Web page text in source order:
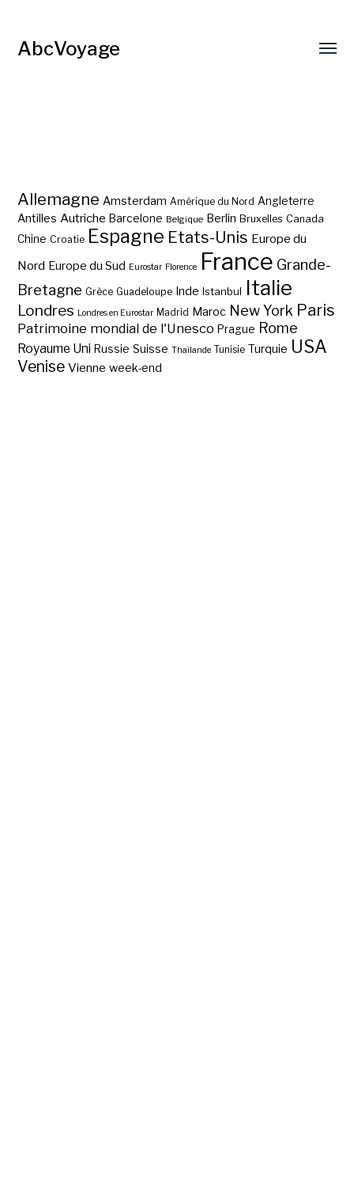
AbcVoyage
Allemagne Amsterdam Amérique du Nord Angleterre
Antilles Autriche Barcelone Belgique Berlin Bruxelles Canada
Chine Croatie Espagne Etats-Unis Europe du
Nord Europe du Sud Eurostar Florence France Grande-
Bretagne Grèce Guadeloupe Inde Istanbul Italie
Londres Londres en Eurostar Madrid Maroc New York Paris
Patrimoine mondial de l'Unesco Prague Rome
Royaume Uni Russie Suisse Thaïlande Tunisie Turquie USA
Venise Vienne week-end